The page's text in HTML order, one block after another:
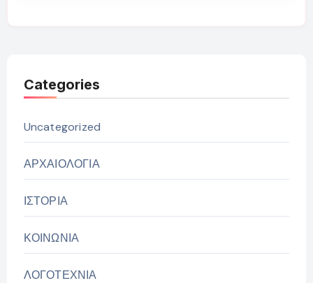
Categories
Uncategorized
ΑΡΧΑΙΟΛΟΓΙΑ
ΙΣΤΟΡΙΑ
ΚΟΙΝΩΝΙΑ
ΛΟΓΟΤΕΧΝΙΑ